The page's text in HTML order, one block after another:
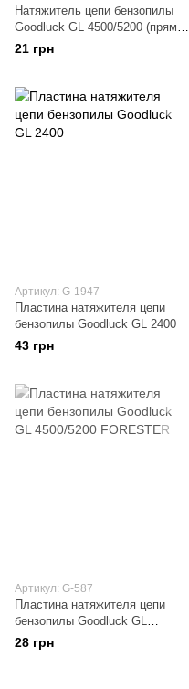
Натяжитель цепи бензопилы
Goodluck GL 4500/5200 (прямая
передача) BEST
21 грн
Артикул: G-1947
Пластина натяжителя цепи
бензопилы Goodluck GL 2400
43 грн
Артикул: G-587
Пластина натяжителя цепи
бензопилы Goodluck GL
4500/5200 FORESTER
28 грн